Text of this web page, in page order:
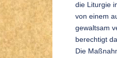
die Liturgie
von einem
gewaltsam
berechtigt
Die